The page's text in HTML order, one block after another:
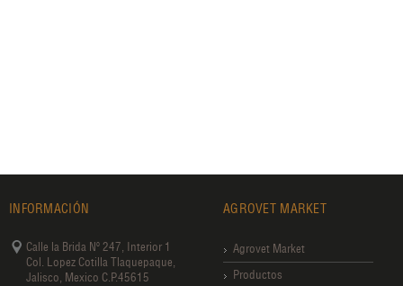
INFORMACIÓN
Calle la Brida Nº 247, Interior 1
Col. Lopez Cotilla Tlaquepaque,
Jalisco, Mexico C.P.45615
AGROVET MARKET
Agrovet Market
Productos